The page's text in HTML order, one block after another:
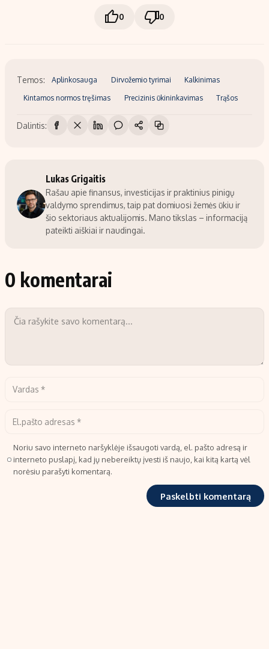
0 0
Temos: Aplinkosauga Dirvožemio tyrimai Kalkinimas
Kintamos normos tręšimas Precizinis ūkininkavimas Trąšos
Dalintis:
Lukas Grigaitis
Rašau apie finansus, investicijas ir praktinius pinigų
valdymo sprendimus, taip pat domiuosi žemės ūkiu ir
šio sektoriaus aktualijomis. Mano tikslas – informaciją
pateikti aiškiai ir naudingai.
0 komentarai
Noriu savo interneto naršyklėje išsaugoti vardą, el. pašto adresą ir
interneto puslapį, kad jų nebereiktų įvesti iš naujo, kai kitą kartą vėl
norėsiu parašyti komentarą.